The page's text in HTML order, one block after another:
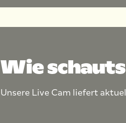
Wie schauts
Unsere Live Cam liefert